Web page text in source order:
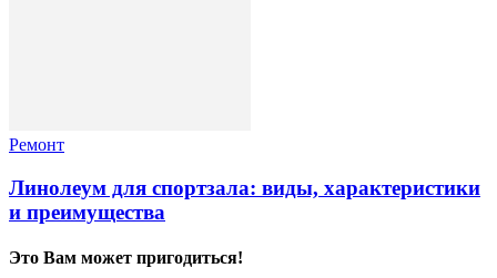
Ремонт
Линолеум для спортзала: виды, характеристики
и преимущества
Это Вам может пригодиться!